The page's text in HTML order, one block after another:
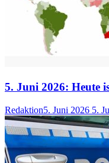
5. Juni 2026: Heute
Redaktion5. Juni 2026 5.